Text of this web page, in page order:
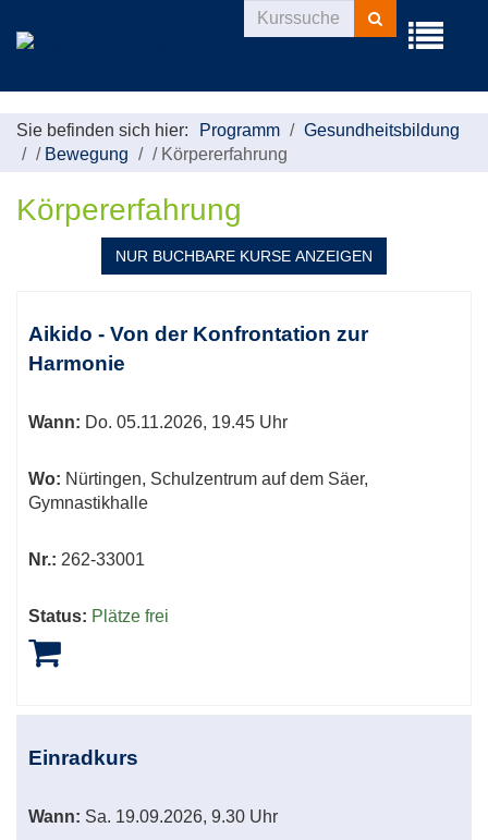
Menü
Kurse
suchen
Sie befinden sich hier: Programm
Gesundheitsbildung
/ Bewegung / Körpererfahrung
Körpererfahrung
NUR BUCHBARE KURSE ANZEIGEN
Tabellenüberschriften
sortiert
Aikido - Von der Konfrontation zur
Harmonie
Wann: Do. 05.11.2026, 19.45 Uhr
Wo: Nürtingen, Schulzentrum auf dem Säer,
Gymnastikhalle
Nr.: 262-33001
Status: Plätze frei
Einradkurs
Wann: Sa. 19.09.2026, 9.30 Uhr